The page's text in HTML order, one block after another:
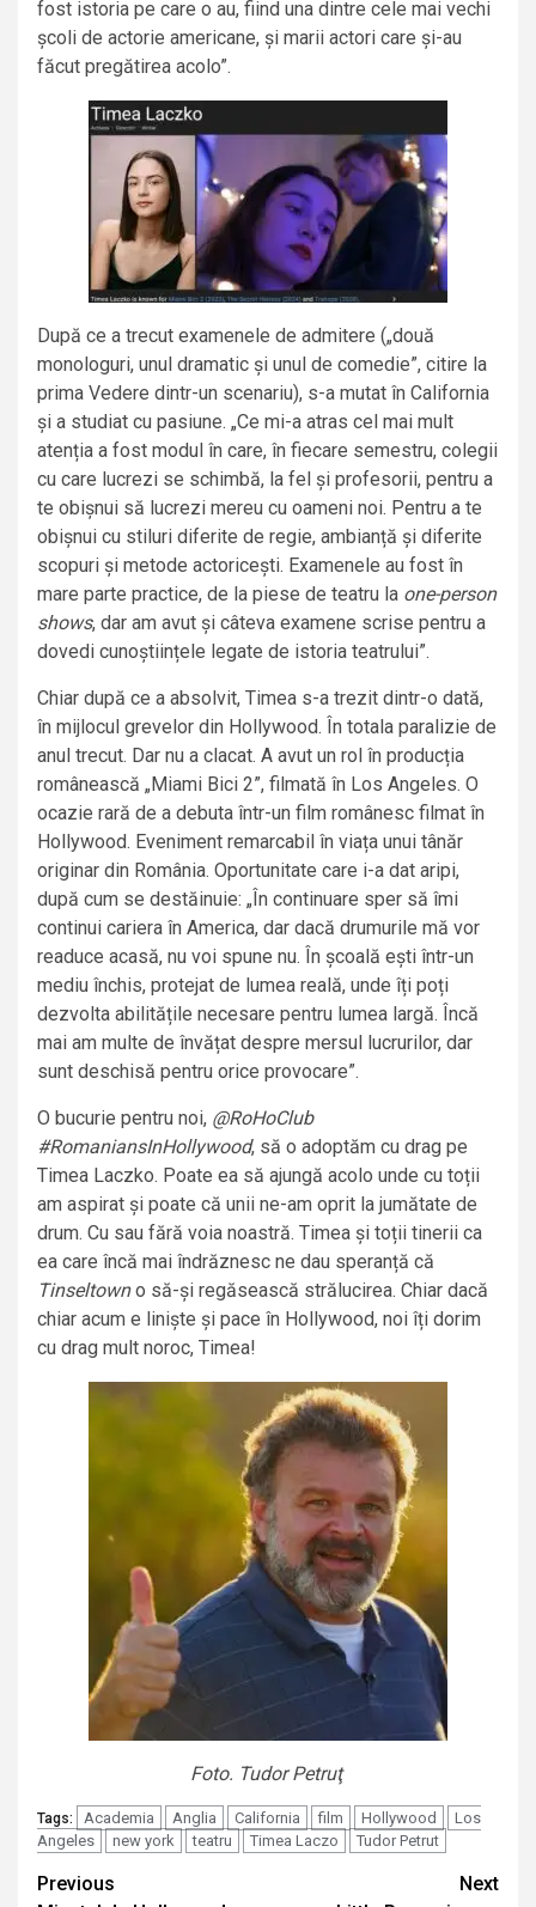
fost istoria pe care o au, fiind una dintre cele mai vechi
școli de actorie americane, și marii actori care și-au
făcut pregătirea acolo”.
După ce a trecut examenele de admitere („două
monologuri, unul dramatic și unul de comedie”, citire la
prima Vedere dintr-un scenariu), s-a mutat în California
și a studiat cu pasiune. „Ce mi-a atras cel mai mult
atenția a fost modul în care, în fiecare semestru, colegii
cu care lucrezi se schimbă, la fel și profesorii, pentru a
te obișnui să lucrezi mereu cu oameni noi. Pentru a te
obișnui cu stiluri diferite de regie, ambianță și diferite
scopuri și metode actoricești. Examenele au fost în
mare parte practice, de la piese de teatru la one-person
shows, dar am avut și câteva examene scrise pentru a
dovedi cunoștiințele legate de istoria teatrului”.
Chiar după ce a absolvit, Timea s-a trezit dintr-o dată,
în mijlocul grevelor din Hollywood. În totala paralizie de
anul trecut. Dar nu a clacat. A avut un rol în producția
românească „Miami Bici 2”, filmată în Los Angeles. O
ocazie rară de a debuta într-un film românesc filmat în
Hollywood. Eveniment remarcabil în viața unui tânăr
originar din România. Oportunitate care i-a dat aripi,
după cum se destăinuie: „În continuare sper să îmi
continui cariera în America, dar dacă drumurile mă vor
readuce acasă, nu voi spune nu. În școală ești într-un
mediu închis, protejat de lumea reală, unde îți poți
dezvolta abilitățile necesare pentru lumea largă. Încă
mai am multe de învățat despre mersul lucrurilor, dar
sunt deschisă pentru orice provocare”.
O bucurie pentru noi, @RoHoClub
#RomaniansInHollywood, să o adoptăm cu drag pe
Timea Laczko. Poate ea să ajungă acolo unde cu toții
am aspirat și poate că unii ne-am oprit la jumătate de
drum. Cu sau fără voia noastră. Timea și toții tinerii ca
ea care încă mai îndrăznesc ne dau speranță că
Tinseltowno să-și regăsească strălucirea. Chiar dacă
chiar acum e liniște și pace în Hollywood, noi îți dorim
cu drag mult noroc, Timea!
Foto. Tudor Petruţ
Tags: Academia Anglia California film Hollywood
Los
Angeles
new york teatru Timea Laczo Tudor Petrut
Continue
Previous
Next